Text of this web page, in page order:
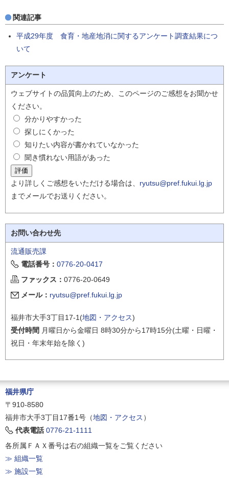
関連記事
平成29年度 食育・地産地消に関するアンケート調査結果につ
いて
アンケート
ウェブサイトの品質向上のため、このページのご感想をお聞かせ
ください。
分かりやすかった
探しにくかった
知りたい内容が書かれていなかった
聞き慣れない用語があった
より詳しくご感想をいただける場合は、 ryutsu@pref.fukui.lg.jp
までメールでお送りください。
お問い合わせ先
流通販売課
電話番号： 0776-20-0417
ファックス： 0776-20-0649
メール： ryutsu@pref.fukui.lg.jp
福井市大手3丁目17-1(地図・アクセス)
受付時間 月曜日から金曜日 8時30分から17時15分(土曜・日曜・
祝日・年末年始を除く)
福井県庁
〒910-8580
福井市大手3丁目17番1号（地図・アクセス ）
代表電話 0776-21-1111
各所属ＦＡＸ番号は右の組織一覧をご覧ください
≫ 組織一覧
≫ 施設一覧